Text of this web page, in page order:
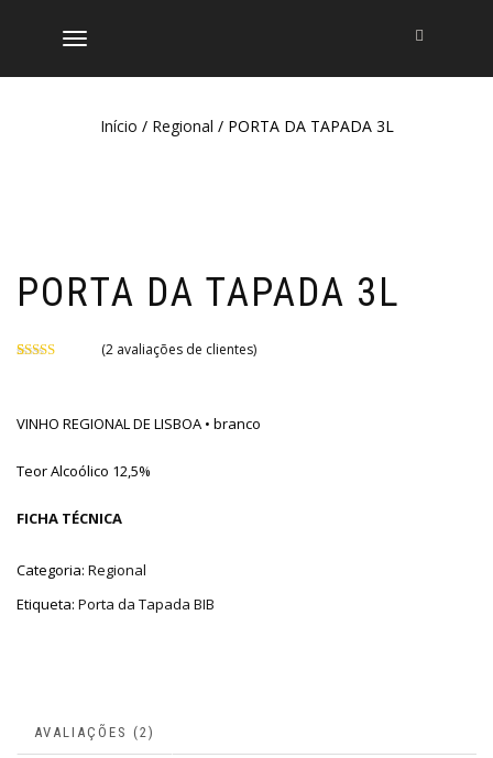
ALTERNAR
NAVEGAÇÃO
Início / Regional / PORTA DA TAPADA 3L
PORTA DA TAPADA 3L
classificações
(2avaliações de clientes)
VINHO REGIONAL DE LISBOA • branco
Teor Alcoólico 12,5%
FICHA TÉCNICA
Categoria: Regional
Etiqueta: Porta da Tapada BIB
AVALIAÇÕES (2)